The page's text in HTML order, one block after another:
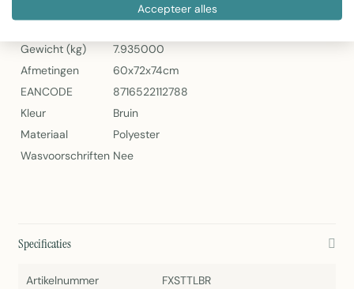
Gewicht (kg)
7.935000
Afmetingen
60x72x74cm
EANCODE
8716522112788
Kleur
Bruin
Materiaal
Polyester
Wasvoorschriften Nee
Specificaties
Artikelnummer FXSTTLBR
Accepteer alles